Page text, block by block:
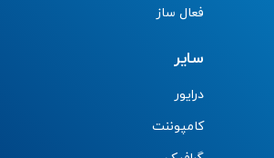
فعال ساز
سایر
درایور
کامپوننت